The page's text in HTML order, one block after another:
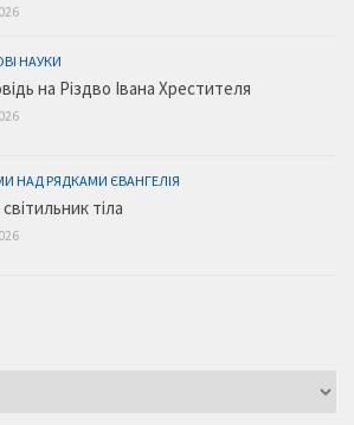
НАУКИ
на Різдво Івана Хрестителя
НАД РЯДКАМИ ЄВАНГЕЛІЯ
тіла